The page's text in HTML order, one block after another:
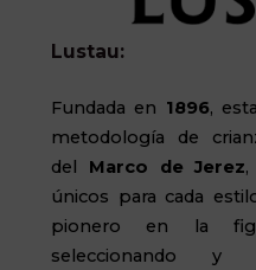
Lustau:
Fundada en 1896,
metodología de
del Marco de Jerez,
únicos para cada
pionero en la
seleccionando y